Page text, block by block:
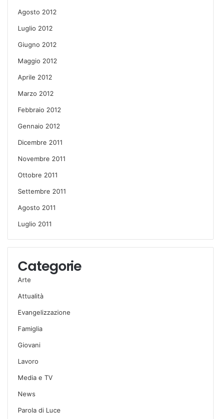
Agosto 2012
Luglio 2012
Giugno 2012
Maggio 2012
Aprile 2012
Marzo 2012
Febbraio 2012
Gennaio 2012
Dicembre 2011
Novembre 2011
Ottobre 2011
Settembre 2011
Agosto 2011
Luglio 2011
Categorie
Arte
Attualità
Evangelizzazione
Famiglia
Giovani
Lavoro
Media e TV
News
Parola di Luce